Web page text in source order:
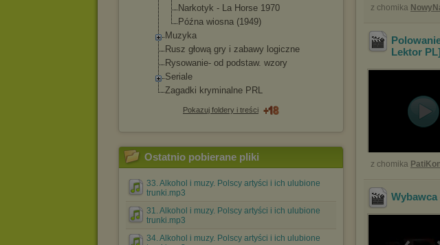
Narkotyk - La Horse 1970
Późna wiosna (1949)
Muzyka
Rusz głową gry i zabawy logiczne
Rysowanie- od podstaw. wzory
Seriale
Zagadki kryminalne PRL
Pokazuj foldery i treści
Ostatnio pobierane pliki
33. Alkohol i muzy. Polscy artyści i ich ulubione
trunki.mp3
31. Alkohol i muzy. Polscy artyści i ich ulubione
trunki.mp3
34. Alkohol i muzy. Polscy artyści i ich ulubione
z chomika
Lektor PL]
z chomika
Wybawca